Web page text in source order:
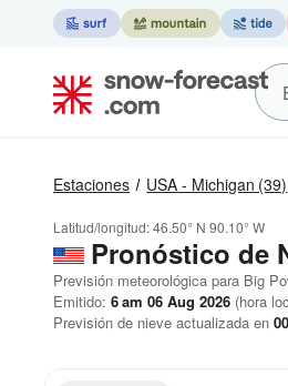
Estaciones USA - Michigan (39)
Latitud/longitud:46.50° N 90.10° W
Pronóstico de
Previsión meteorológica para Big
Emitido: 6 am 06 Aug 2026 (hora
Previsión de nieve actualizada en 00